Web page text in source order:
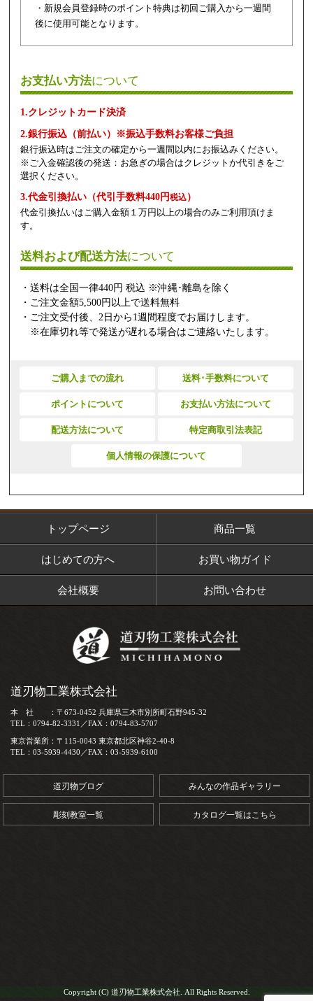
・新規会員登録時のポイント特典は初回ご購入から一週間
後に使用可能となります。
お支払い方法について
1.クレジットカード決済
2.銀行振込（前払い）※振込手数料お客様ご負担
銀行振込時はご注文の確定から一週間以内にお振込みください。
※ご入金確認後の発送：お急ぎの場合はクレジットか代引きをご
選択ください。
3.代金引換払い（代引手数料440円税込）
代金引換払いはご購入金額１万円以上の場合のみご利用頂けま
す。
送料および配送方法について
・送料は全国一律440円 税込 ※沖縄･離島を除く
・ご注文金額5,500円以上で送料無料
・ご注文受付後、2日から1週間程度でお届けします。
※在庫切れ等で発送が遅れる場合はご連絡いたします。
ご購入までの流れ 送料･手数料について
ポイントについて お支払い方法について
配送方法について 特定商取引法表記
個人情報の保護について
トップページ 商品一覧
はじめての方へ お買い物ガイド
会社概要 お問い合わせ
道刃物工業株式会社
本 社 ：〒673-0452 兵庫県三木市別所町石野945-32
TEL：0794-82-3331／FAX：0794-83-5707
東京営業所：〒115-0043 東京都北区神谷2-40-8
TEL：03-5939-4430／FAX：03-5939-6100
道刃物ブログ みんなの作品ギャラリー
彫刻教室一覧 カタログ一覧はこちら
Copyright (C) 道刃物工業株式会社. All Rights Reserved.